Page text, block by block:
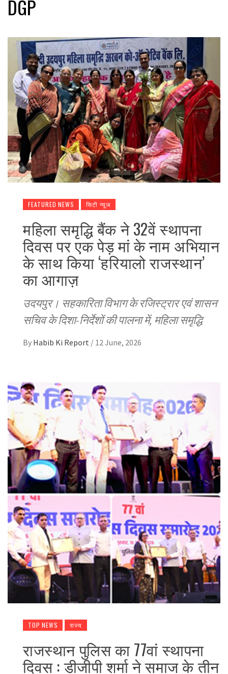
DGP
FEATURED NEWS सिटी न्यूज
महिला समृद्धि बैंक ने 32वें स्थापना
दिवस पर एक पेड़ मां के नाम अभियान
के साथ किया ‘हरियालो राजस्थान’
का आगाज़
उदयपुर। सहकारिता विभाग के रजिस्ट्रार एवं शासन
सचिव के दिशा-निर्देशों की पालना में, महिला समृद्धि
By Habib Ki Report / 12 June, 2026
TOP NEWS राज्य
राजस्थान पुलिस का 77वां स्थापना
दिवस : डीजीपी शर्मा ने समाज के तीन